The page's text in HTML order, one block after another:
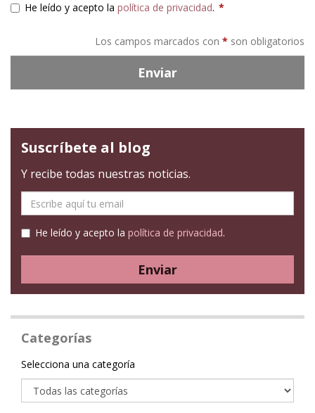
He leído y acepto la política de privacidad. *
Los campos marcados con * son obligatorios
Enviar
Suscríbete al blog
Y recibe todas nuestras noticias.
mail
He leído y acepto la política de privacidad.
Enviar
Categorías
Categoría
Selecciona una categoría